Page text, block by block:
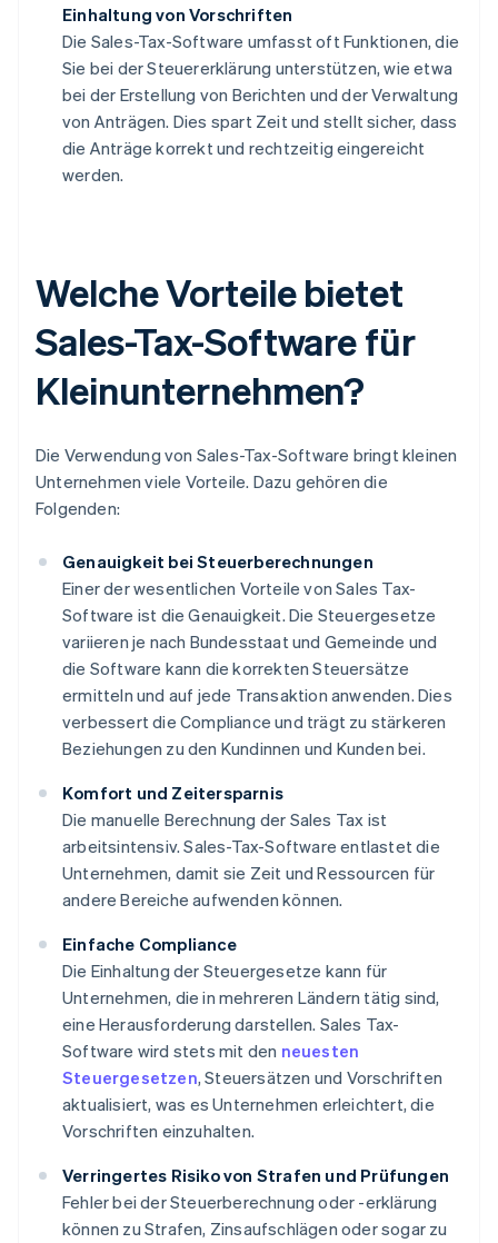
Einhaltung von Vorschriften
Die Sales-Tax-Software umfasst oft Funktionen, die
Sie bei der Steuererklärung unterstützen, wie etwa
bei der Erstellung von Berichten und der Verwaltung
von Anträgen. Dies spart Zeit und stellt sicher, dass
die Anträge korrekt und rechtzeitig eingereicht
werden.
Welche Vorteile bietet
Sales-Tax-Software für
Kleinunternehmen?
Die Verwendung von Sales-Tax-Software bringt kleinen
Unternehmen viele Vorteile. Dazu gehören die
Folgenden:
Genauigkeit bei Steuerberechnungen
Einer der wesentlichen Vorteile von Sales Tax-
Software ist die Genauigkeit. Die Steuergesetze
variieren je nach Bundesstaat und Gemeinde und
die Software kann die korrekten Steuersätze
ermitteln und auf jede Transaktion anwenden. Dies
verbessert die Compliance und trägt zu stärkeren
Beziehungen zu den Kundinnen und Kunden bei.
Komfort und Zeitersparnis
Die manuelle Berechnung der Sales Tax ist
arbeitsintensiv. Sales-Tax-Software entlastet die
Unternehmen, damit sie Zeit und Ressourcen für
andere Bereiche aufwenden können.
Einfache Compliance
Die Einhaltung der Steuergesetze kann für
Unternehmen, die in mehreren Ländern tätig sind,
eine Herausforderung darstellen. Sales Tax-
Software wird stets mit den neuesten
Steuergesetzen, Steuersätzen und Vorschriften
aktualisiert, was es Unternehmen erleichtert, die
Vorschriften einzuhalten.
Verringertes Risiko von Strafen und Prüfungen
Fehler bei der Steuerberechnung oder -erklärung
können zu Strafen, Zinsaufschlägen oder sogar zu